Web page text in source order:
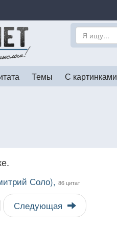
Темы С картинками
Соло), 86 цитат
Следующая